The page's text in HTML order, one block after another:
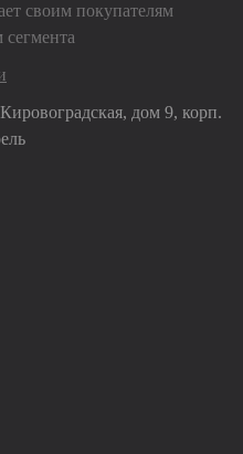
своим покупателям
дом 9, корп.